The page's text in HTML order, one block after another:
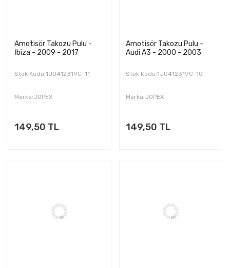
Amotisör Takozu Pulu -
İbiza - 2009 - 2017
Stok Kodu:1J0412319C-11
Marka:JOPEX
149,50 TL
Amotisör Takozu Pulu -
Audi A3 - 2000 - 2003
Stok Kodu:1J0412319C-10
Marka:JOPEX
149,50 TL